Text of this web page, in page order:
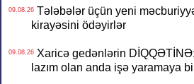
09.08.26Tələbələr üçün yeni
kirayəsini ödəyirlər
09.08.26Xaricə gedənlərin DİQQƏTİNƏ:
lazım olan anda işə yaramaya